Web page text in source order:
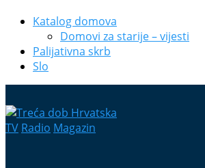
Katalog domova
Domovi za starije – vijesti
Palijativna skrb
Slo
TV Radio Magazin